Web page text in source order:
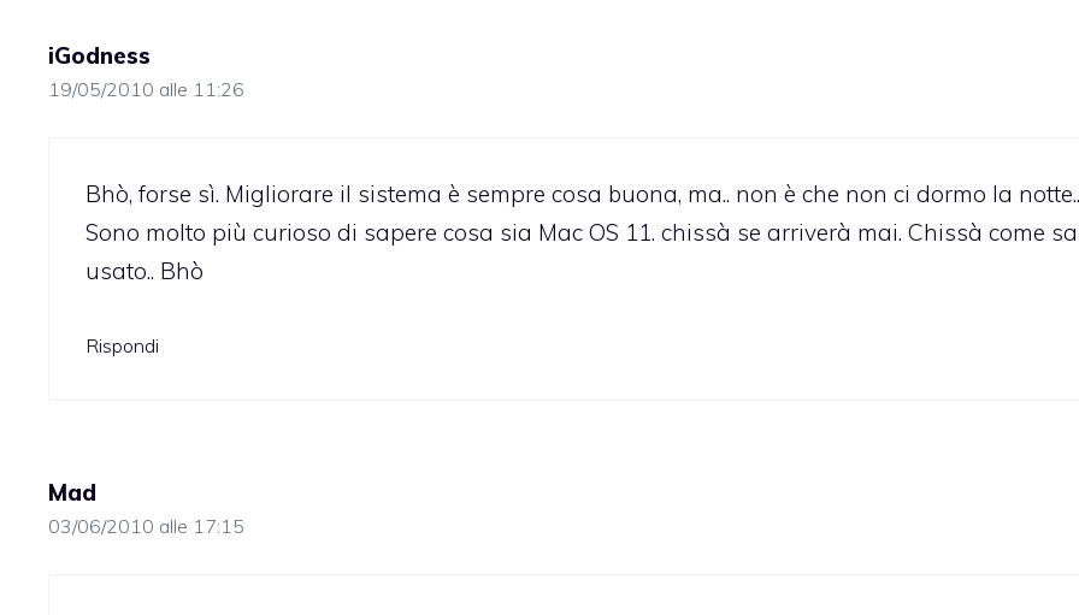
iGodness
19/05/2010 alle 11:26
Bhò, forse sì. Migliorare il sistema è sempre cosa buona, ma.. non è che non ci dormo la notte..
Sono molto più curioso di sapere cosa sia Mac OS 11. chissà se arriverà mai. Chissà come
usato.. Bhò
Rispondi
Mad
03/06/2010 alle 17:15